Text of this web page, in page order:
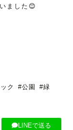
ました😊
ク #公園
#緑
LINEで送る